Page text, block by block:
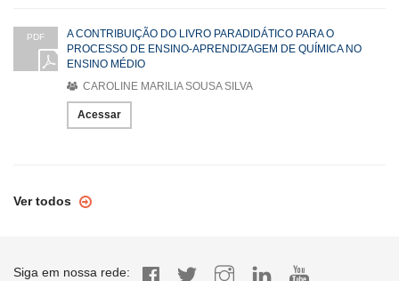
PDF
A CONTRIBUIÇÃO DO LIVRO PARADIDÁTICO PARA O
PROCESSO DE ENSINO-APRENDIZAGEM DE QUÍMICA NO
ENSINO MÉDIO
CAROLINE MARILIA SOUSA SILVA
Acessar
Ver todos
Siga em nossa rede: